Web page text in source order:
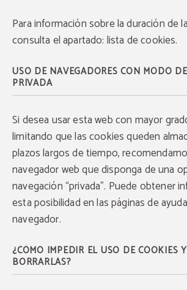
Para información sobre la duración de
consulta el apartado: lista de cookies.
USO DE NAVEGADORES CON MODO
PRIVADA
Si desea usar esta web con mayor
limitando que las cookies queden
plazos largos de tiempo,
navegador web que disponga de una
navegación “privada”. Puede obtener
esta posibilidad en las páginas de
navegador.
¿CÓMO IMPEDIR EL USO DE COOKIES
BORRARLAS?